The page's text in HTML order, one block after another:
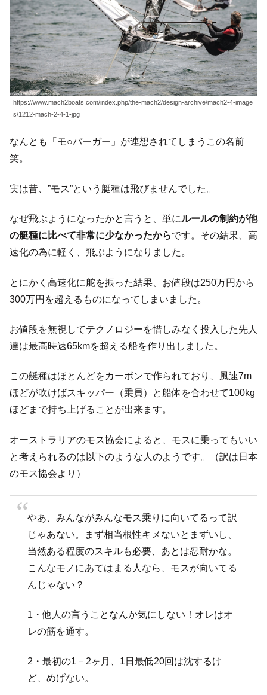
https://www.mach2boats.com/index.php/the-mach2/design-archive/mach2-4-image
s/1212-mach-2-4-1-jpg
なんとも「モ○バーガー」が連想されてしまうこの名前
笑。
実は昔、”モス”という艇種は飛びませんでした。
なぜ飛ぶようになったかと言うと、単にルールの制約が他
の艇種に比べて非常に少なかったからです。その結果、高
速化の為に軽く、飛ぶようになりました。
とにかく高速化に舵を振った結果、お値段は250万円から
300万円を超えるものになってしまいました。
お値段を無視してテクノロジーを惜しみなく投入した先人
達は最高時速65kmを超える船を作り出しました。
この艇種はほとんどをカーボンで作られており、風速7m
ほどが吹けばスキッパー（乗員）と船体を合わせて100kg
ほどまで持ち上げることが出来ます。
オーストラリアのモス協会によると、モスに乗ってもいい
と考えられるのは以下のような人のようです。（訳は日本
のモス協会より）
やあ、みんながみんなモス乗りに向いてるって訳
じゃあない。まず相当根性キメないとまずいし、
当然ある程度のスキルも必要、あとは忍耐かな。
こんなモノにあてはまる人なら、モスが向いてる
んじゃない？
1・他人の言うことなんか気にしない！オレはオ
レの筋を通す。
2・最初の1－2ヶ月、1日最低20回は沈するけ
ど、めげない。